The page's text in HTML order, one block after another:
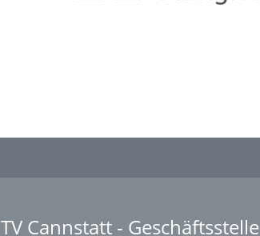
TV Cannstatt - Geschäftsstelle